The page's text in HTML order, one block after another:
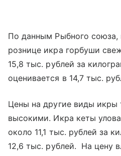
По данным Рыбного союза,
рознице икра горбуши
15,8 тыс. рублей за
оценивается в 14,7 тыс.
Цены на другие виды икры
высокими. Икра кеты
около 11,1 тыс. рублей за
12,6 тыс. рублей. На цену